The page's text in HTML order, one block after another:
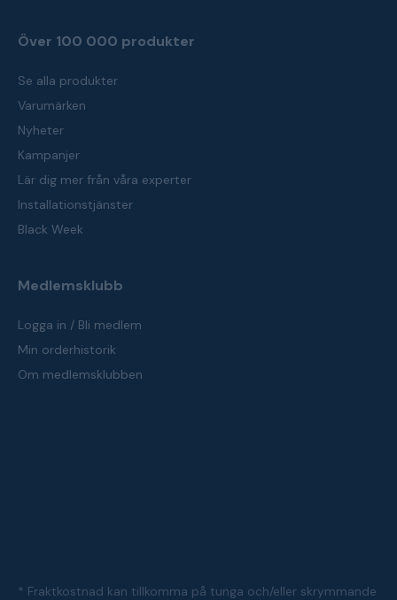
Över 100 000 produkter
Se alla produkter
Varumärken
Nyheter
Kampanjer
Lär dig mer från våra experter
Installationstjänster
Black Week
Medlemsklubb
Logga in / Bli medlem
Min orderhistorik
Om medlemsklubben
* Fraktkostnad kan tillkomma på tunga och/eller skrymmande